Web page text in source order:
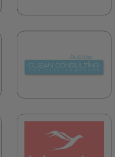
(öffnet in neuem Tab)